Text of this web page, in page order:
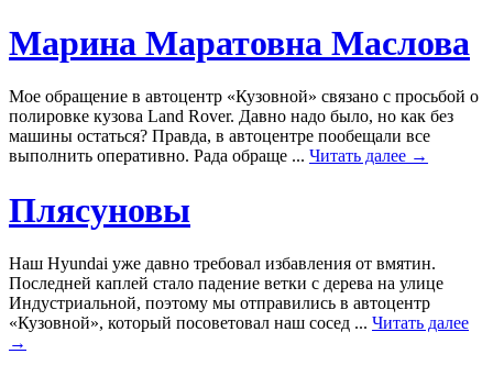
Марина Маратовна Маслова
Мое обращение в автоцентр «Кузовной» связано с просьбой о
полировке кузова Land Rover. Давно надо было, но как без
машины остаться? Правда, в автоцентре пообещали все
выполнить оперативно. Рада обраще ... Читать далее →
Плясуновы
Наш Hyundai уже давно требовал избавления от вмятин.
Последней каплей стало падение ветки с дерева на улице
Индустриальной, поэтому мы отправились в автоцентр
«Кузовной», который посоветовал наш сосед ... Читать далее
→